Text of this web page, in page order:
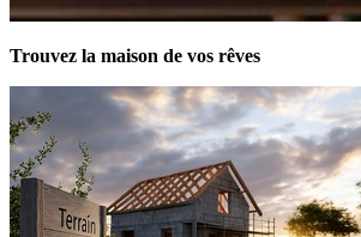
Trouvez la maison de vos rêves